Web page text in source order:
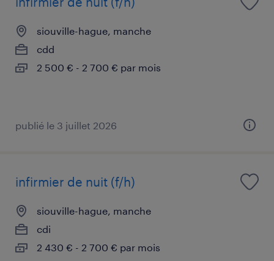
siouville-hague, manche
cdd
2 500 € - 2 700 € par mois
publié le 3 juillet 2026
infirmier de nuit (f/h)
siouville-hague, manche
cdi
2 430 € - 2 700 € par mois